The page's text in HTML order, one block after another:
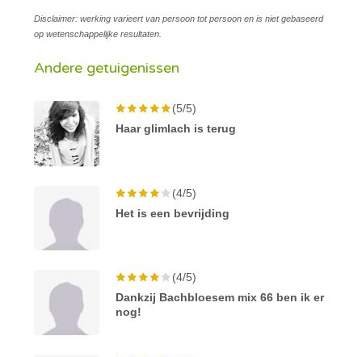
Disclaimer: werking varieert van persoon tot persoon en is niet gebaseerd
op wetenschappelijke resultaten.
Andere getuigenissen
(5/5)
Haar glimlach is terug
(4/5)
Het is een bevrijding
(4/5)
Dankzij Bachbloesem mix 66 ben ik er
nog!